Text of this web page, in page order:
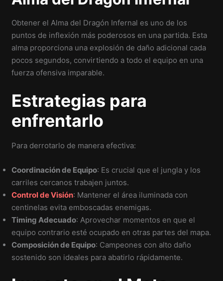
Obtener el Alma del Dragón Infernal es uno de los
puntos de inflexión más poderosos en una partida. Esta
alma proporciona una explosión de daño adicional cada
pocos segundos, convirtiendo a todo el equipo en una
fuerza ofensiva imparable.
Estrategias para
enfrentarlo
Para derrotarlo de manera efectiva:
Coordinación de Equipo: Es crucial que el jungla y los
carriles cercanos trabajen juntos.
Control de Visión: Mantener el área iluminada con
centinelas evita emboscadas enemigas.
Timing Adecuado: Aprovechar momentos en que el
equipo contrario esté ocupado en otras partes del mapa.
Composición de Equipo: Campeones con alto daño
sostenido son ideales para abatirlo rápidamente.